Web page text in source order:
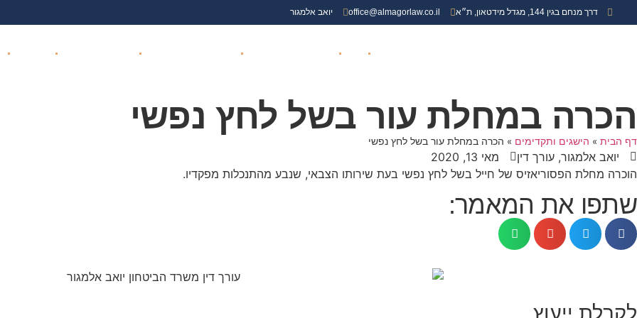
דרך מנחם בגין 144, מגדל מידטאון, ת״א office@almagorlaw.co.il יואב אלמגור
הכרה במחלת עור בשל לחץ נפשי
דף הבית » הישגים ותקדימים » הכרה במחלת עור בשל לחץ נפשי
יואב אלמגור, עורך דין
מאי 13, 2020
הוכרה מחלת הפסוריאזיס של חייל בשל לחץ נפשי בעת שירותו הצבאי, שנבע מהתנכלות מפקדיו.
שתפו את המאמר:
לקבלת ייעוץ